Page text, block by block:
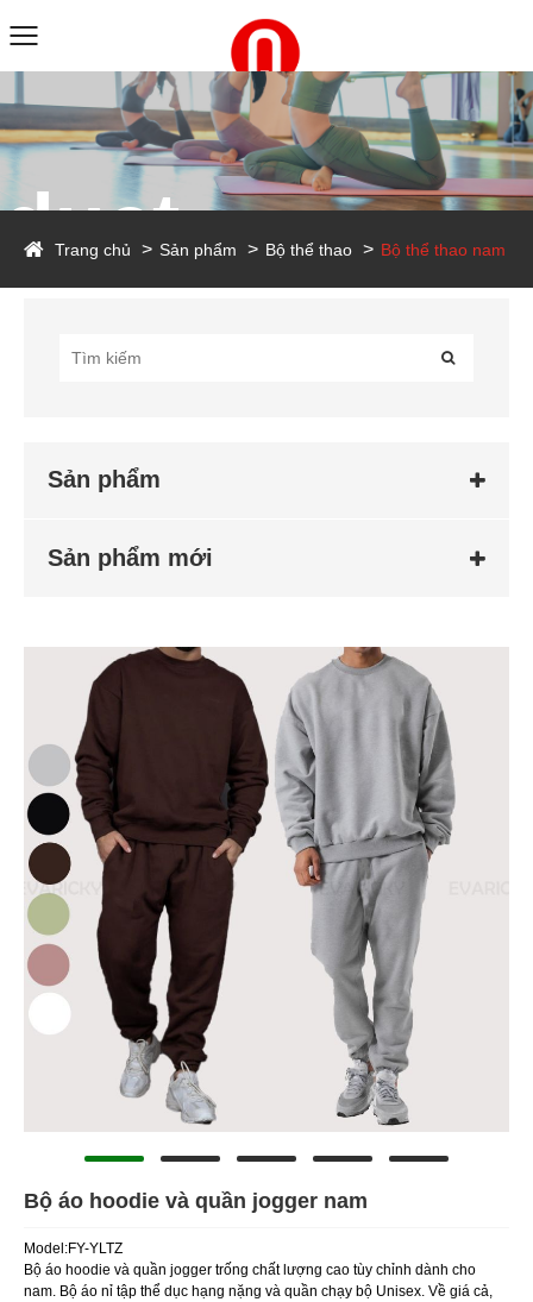
Trang chủ Sản phẩm Bộ thể thao Bộ thể thao nam
Sản phẩm
Sản phẩm mới
Bộ áo hoodie và quần jogger nam
Model:FY-YLTZ
Bộ áo hoodie và quần jogger trống chất lượng cao tùy chỉnh dành cho
nam. Bộ áo nỉ tập thể dục hạng nặng và quần chạy bộ Unisex. Về giá cả,